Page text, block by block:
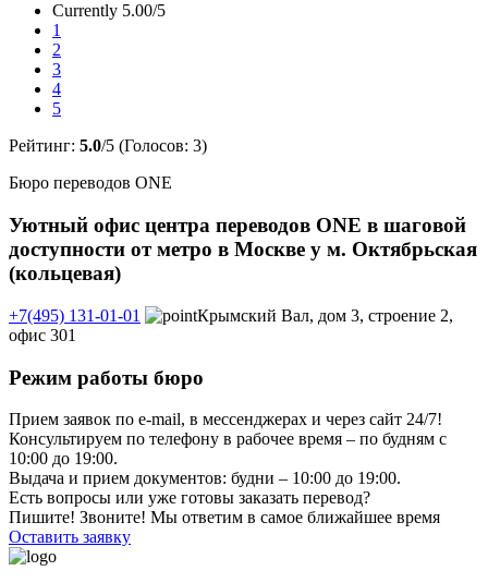
Currently 5.00/5
1
2
3
4
5
Рейтинг: 5.0/5 (Голосов: 3)
Бюро переводов ONE
Уютный офис центра переводов ONE в шаговой
доступности от метро в Москве у м. Октябрьская
(кольцевая)
+7(495) 131-01-01
Крымский Вал, дом 3, строение 2,
офис 301
Режим работы бюро
Прием заявок по e-mail, в мессенджерах и через сайт 24/7!
Консультируем по телефону в рабочее время – по будням с
10:00 до 19:00.
Выдача и прием документов: будни – 10:00 до 19:00.
Есть вопросы или уже готовы заказать перевод?
Пишите! Звоните! Мы ответим в самое ближайшее время
Оставить заявку